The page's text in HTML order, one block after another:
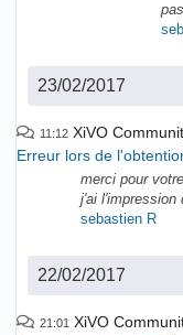
23/02/2017
11:12 XiVO
Erreur lors de
merci pour
j'ai l'impression
sebastien R
22/02/2017
21:01 XiVO